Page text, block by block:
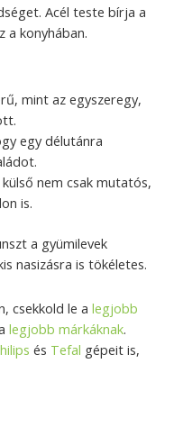
Acél teste bírja a
a konyhában.
mint az egyszeregy,
egy délutánra
nem csak mutatós,
is.
a gyümilevek
nasizásra is tökéletes.
csekkold le a legjobb
legjobb márkáknak.
és Tefal gépeit is,